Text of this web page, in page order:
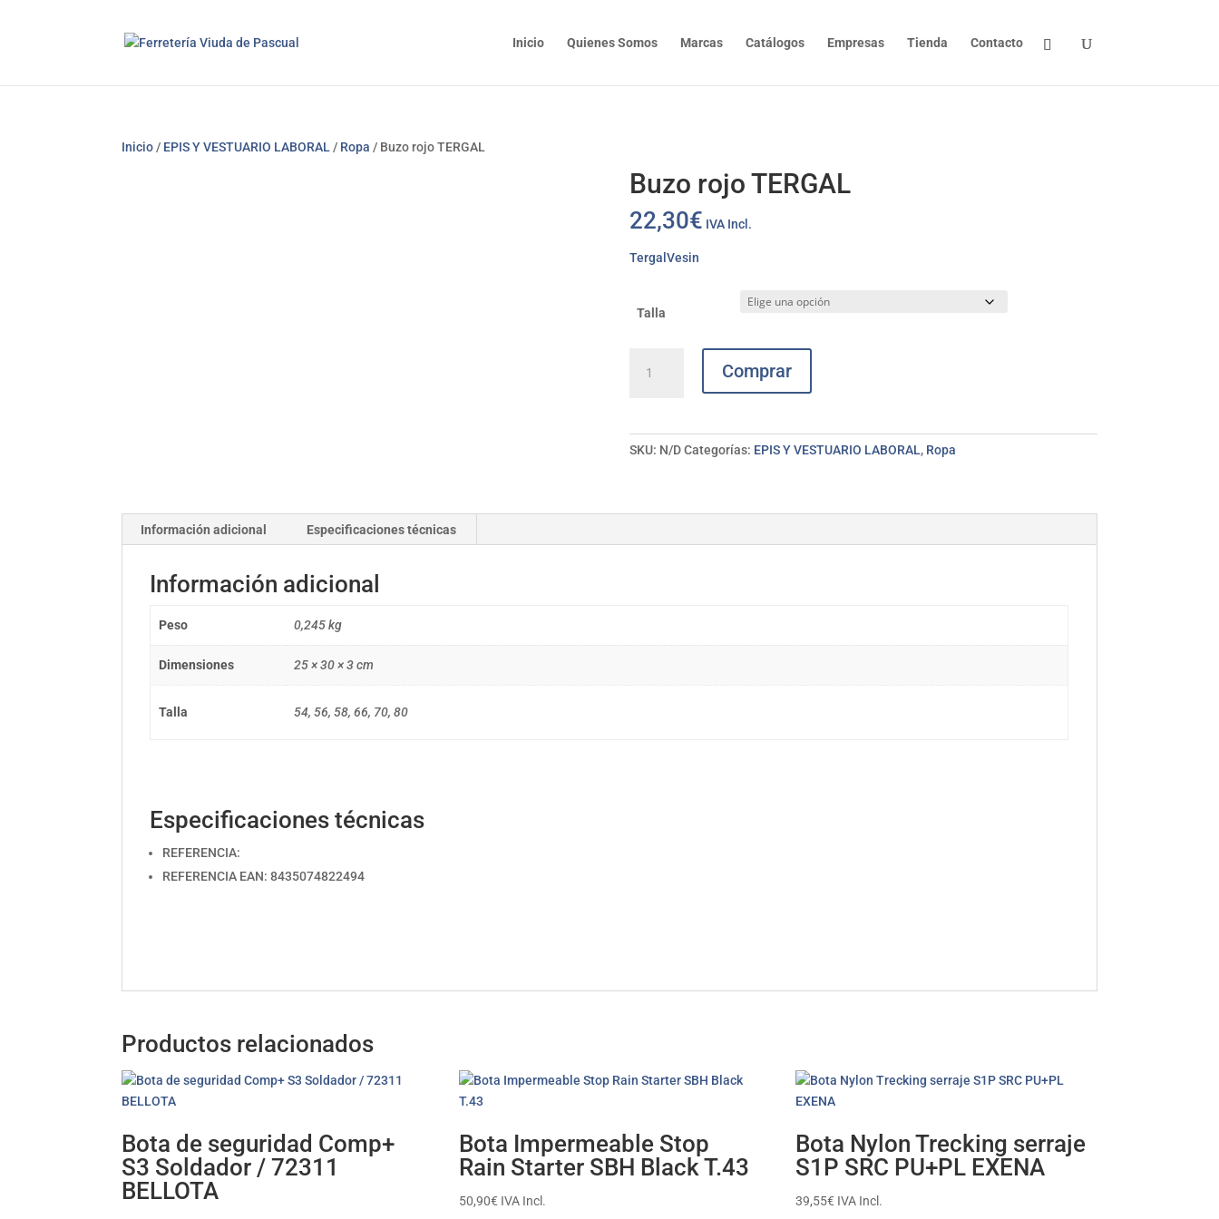
Inicio Quienes Somos Marcas Catálogos Empresas Tienda Contacto
Inicio / EPIS Y VESTUARIO LABORAL / Ropa / Buzo rojo TERGAL
Buzo rojo TERGAL
22,30€ IVA Incl.
Tergal Vesin
Talla
rojo
Comprar
SKU: N/D Categorías: EPIS Y VESTUARIO LABORAL, Ropa
Información adicional Especificaciones técnicas
Información adicional
Peso 0,245 kg
Dimensiones 25 × 30 × 3 cm
Talla 54, 56, 58, 66, 70, 80
Especificaciones técnicas
REFERENCIA:
REFERENCIA EAN: 8435074822494
Productos relacionados
Bota de seguridad Comp+
S3 Soldador / 72311
BELLOTA
Bota Impermeable Stop
Rain Starter SBH Black T.43
50,90€ IVA Incl.
Bota Nylon Trecking serraje
S1P SRC PU+PL EXENA
39,55€ IVA Incl.